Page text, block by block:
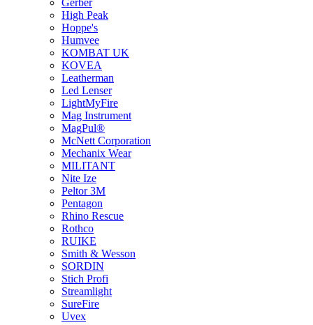
Gerber
High Peak
Hoppe's
Humvee
KOMBAT UK
KOVEA
Leatherman
Led Lenser
LightMyFire
Mag Instrument
MagPul®
McNett Corporation
Mechanix Wear
MILITANT
Nite Ize
Peltor 3M
Pentagon
Rhino Rescue
Rothco
RUIKE
Smith & Wesson
SORDIN
Stich Profi
Streamlight
SureFire
Uvex